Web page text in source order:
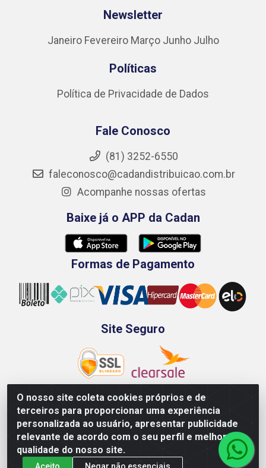
O nosso site coleta cookies próprios e de
terceiros para proporcionar uma experiência
personalizada ao usuário, apresentar publicidade
relevante de acordo com o seu perfil e melhorar a
qualidade do nosso site.
Aceito Negar não essenciais
Newsletter
Janeiro Fevereiro Março Junho Julho
Políticas
Política de Privacidade de Dados
Fale Conosco
(81) 3252-6550
faleconosco@cadandistribuicao.com.br
Acompanhe nossas ofertas
Baixe já o APP da Cadan
Formas de Pagamento
Site Seguro
Rod. BR-101 Sul, Km 73, 4505, Galpão A, Ibura -
Recife/PE - CEP 51240-340 - CNPJ 70.089.974/0001-79